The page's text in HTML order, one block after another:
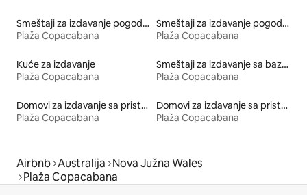
Smeštaji za izdavanje pogodni za kućne ljubimce
Plaža Copacabana
Smeštaji za izdavanje pogodni za porodice
Plaža Copacabana
Kuće za izdavanje
Plaža Copacabana
Smeštaji za izdavanje sa bazenom
Plaža Copacabana
Domovi za izdavanje sa pristupom plaži
Plaža Copacabana
Domovi za izdavanje sa pristupom jezeru
Plaža Copacabana
Airbnb Australija Nova Južna Wales
Plaža Copacabana